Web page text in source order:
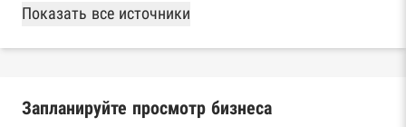
База Росстата
Реестры ЕГРЮЛ и ЕГРИП Федеральной
Реестр государственных контрактов
Показать все источники
Запланируйте просмотр бизнеса